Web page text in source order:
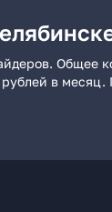
Общее
в